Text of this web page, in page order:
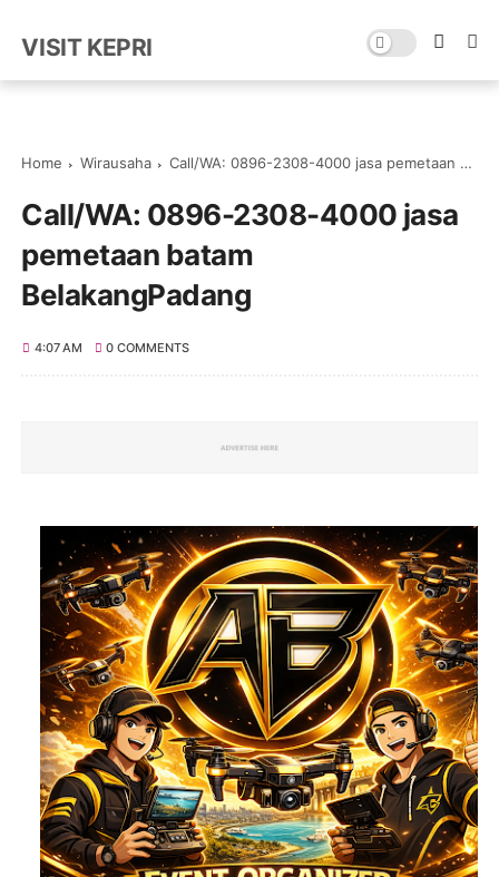
VISIT KEPRI
Home Wirausaha Call/WA: 0896-2308-4000 jasa pemetaan batam BelakangPadang
Call/WA: 0896-2308-4000 jasa
pemetaan batam
BelakangPadang
4:07 AM 0 COMMENTS